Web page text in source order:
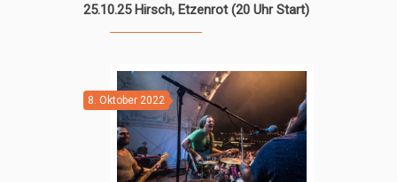
25.10.25 Hirsch, Etzenrot (20 Uhr Start)
8. Oktober 2022